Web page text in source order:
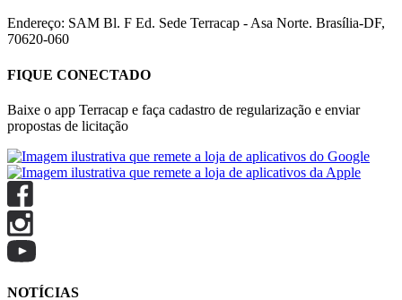
Endereço: SAM Bl. F Ed. Sede Terracap - Asa Norte. Brasília-DF,
70620-060
FIQUE CONECTADO
Baixe o app Terracap e faça cadastro de regularização e enviar
propostas de licitação
NOTÍCIAS